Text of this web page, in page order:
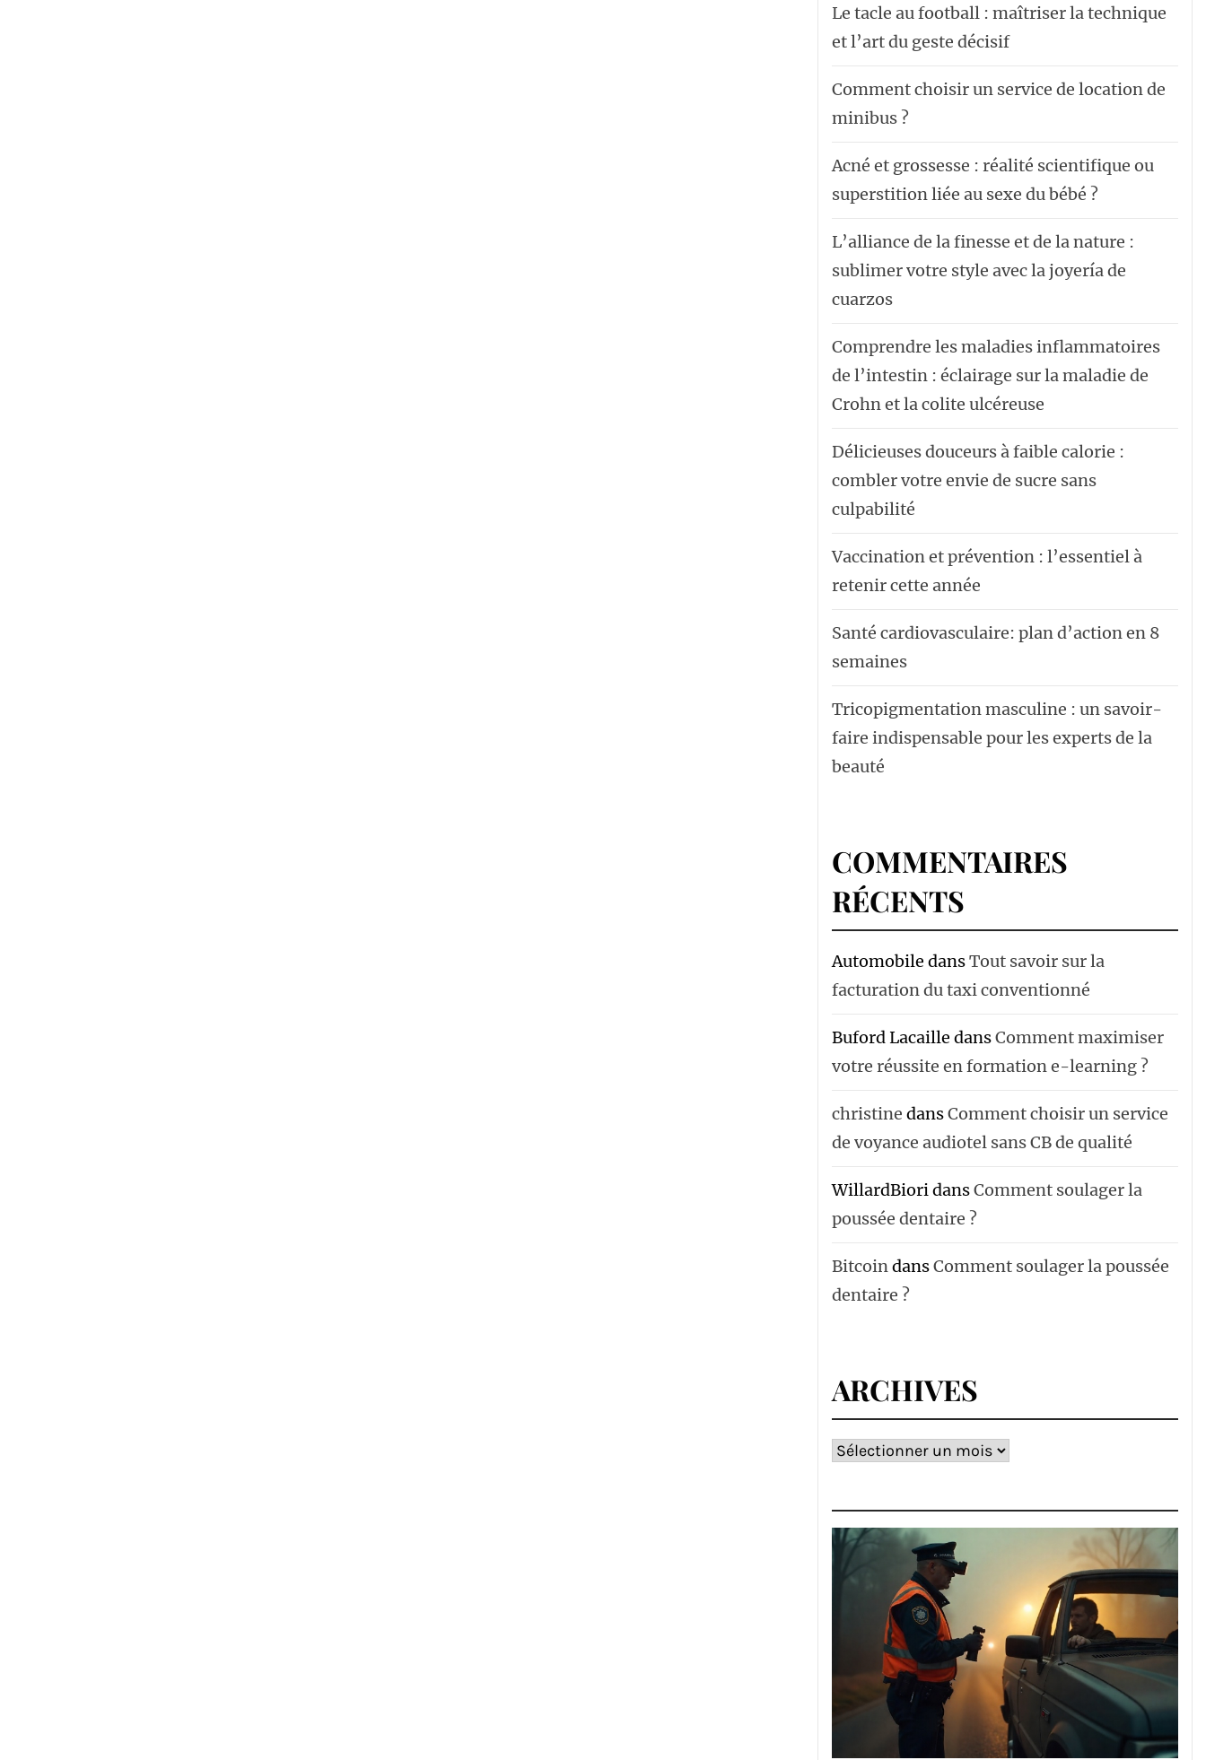
Le tacle au football : maîtriser la technique
et l’art du geste décisif
Comment choisir un service de location de
minibus ?
Acné et grossesse : réalité scientifique ou
superstition liée au sexe du bébé ?
L’alliance de la finesse et de la nature :
sublimer votre style avec la joyería de
cuarzos
Comprendre les maladies inflammatoires
de l’intestin : éclairage sur la maladie de
Crohn et la colite ulcéreuse
Délicieuses douceurs à faible calorie :
combler votre envie de sucre sans
culpabilité
Vaccination et prévention : l’essentiel à
retenir cette année
Santé cardiovasculaire: plan d’action en 8
semaines
Tricopigmentation masculine : un savoir-
faire indispensable pour les experts de la
beauté
COMMENTAIRES
RÉCENTS
Automobile dansTout savoir sur la
facturation du taxi conventionné
Buford Lacaille dansComment maximiser
votre réussite en formation e-learning ?
christine dansComment choisir un service
de voyance audiotel sans CB de qualité
WillardBioridansComment soulager la
poussée dentaire ?
BitcoindansComment soulager la poussée
dentaire ?
ARCHIVES
Archives